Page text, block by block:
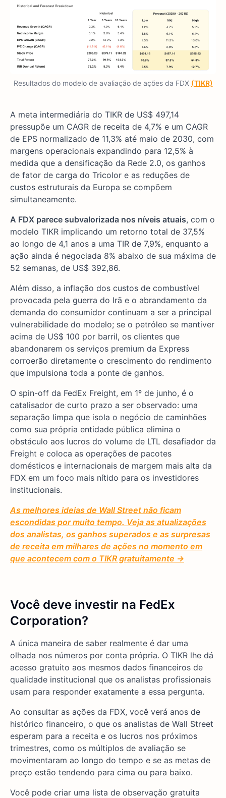
Resultados do modelo de avaliação de ações da FDX (TIKR)
A meta intermediária do TIKR de US$ 497,14
pressupõe um CAGR de receita de 4,7% e um CAGR
de EPS normalizado de 11,3% até maio de 2030, com
margens operacionais expandindo para 12,5% à
medida que a densificação da Rede 2.0, os ganhos
de fator de carga do Tricolor e as reduções de
custos estruturais da Europa se compõem
simultaneamente.
A FDX parece subvalorizada nos níveis atuais, com o
modelo TIKR implicando um retorno total de 37,5%
ao longo de 4,1 anos a uma TIR de 7,9%, enquanto a
ação ainda é negociada 8% abaixo de sua máxima de
52 semanas, de US$ 392,86.
Além disso, a inflação dos custos de combustível
provocada pela guerra do Irã e o abrandamento da
demanda do consumidor continuam a ser a principal
vulnerabilidade do modelo; se o petróleo se mantiver
acima de US$ 100 por barril, os clientes que
abandonarem os serviços premium da Express
corroerão diretamente o crescimento do rendimento
que impulsiona toda a ponte de ganhos.
O spin-off da FedEx Freight, em 1º de junho, é o
catalisador de curto prazo a ser observado: uma
separação limpa que isola o negócio de caminhões
como sua própria entidade pública elimina o
obstáculo aos lucros do volume de LTL desafiador da
Freight e coloca as operações de pacotes
domésticos e internacionais de margem mais alta da
FDX em um foco mais nítido para os investidores
institucionais.
As melhores ideias de Wall Street não ficam
escondidas por muito tempo. Veja as atualizações
dos analistas, os ganhos superados e as surpresas
de receita em milhares de ações no momento em
que acontecem com o TIKR gratuitamente →
Você deve investir na FedEx
Corporation?
A única maneira de saber realmente é dar uma
olhada nos números por conta própria. O TIKR lhe dá
acesso gratuito aos mesmos dados financeiros de
qualidade institucional que os analistas profissionais
usam para responder exatamente a essa pergunta.
Ao consultar as ações da FDX, você verá anos de
histórico financeiro, o que os analistas de Wall Street
esperam para a receita e os lucros nos próximos
trimestres, como os múltiplos de avaliação se
movimentaram ao longo do tempo e se as metas de
preço estão tendendo para cima ou para baixo.
Você pode criar uma lista de observação gratuita